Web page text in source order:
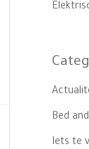
Bed
Iets te